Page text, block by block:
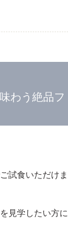
わう絶品フ
試食いただけま
見学したい方に